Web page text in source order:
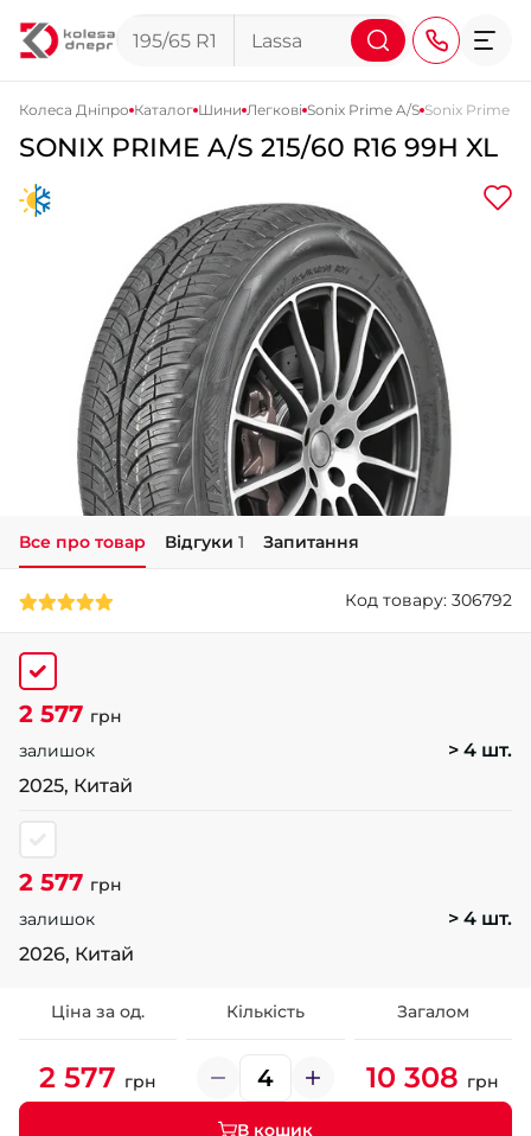
+38 (050) 911-911-4
+38 (067) 113-44-44
+38 (095) 276-44-44
+38 (067) 911-14-14
- на Щепкіна
+38 (098) 911-911-0
- на Тополі
+38 (098) 911-911-4
- на Калиновій
+38 (077) 7-184-184
- Щепкіна
Колеса Дніпро Каталог Шини Легкові Sonix Prime A/S Sonix Prime A/
SONIX PRIME A/S 215/60 R16 99H XL
Все про товар Відгуки 1 Запитання
Код товару: 306792
2 577 грн
залишок
> 4 шт.
2025, Китай
2 577 грн
залишок
> 4 шт.
2026, Китай
Ціна за од. Кількість Загалом
2 577 грн 10 308 грн
В кошик